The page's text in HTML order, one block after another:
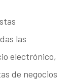
las
electrónico,
de negocios